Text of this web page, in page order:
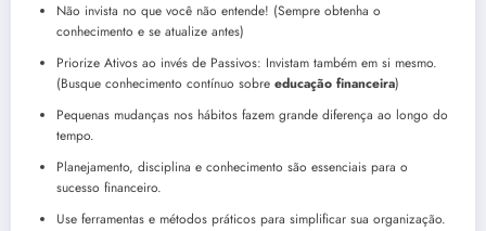
Não invista no que você não entende! (Sempre obtenha o
conhecimento e se atualize antes)
Priorize Ativos ao invés de Passivos: Invistam também em si mesmo.
(Busque conhecimento contínuo sobre educação financeira)
Pequenas mudanças nos hábitos fazem grande diferença ao longo do
tempo.
Planejamento, disciplina e conhecimento são essenciais para o
sucesso financeiro.
Use ferramentas e métodos práticos para simplificar sua organização.